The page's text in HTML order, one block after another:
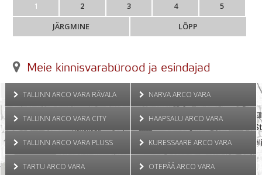
1
2 3 4
5
JÄRGMINE
LÕPP
Meie kinnisvarabürood ja esindajad
TALLINN ARCO VARA RÄVALA
TALLINN ARCO VARA CITY
TALLINN ARCO VARA PLUSS
TARTU ARCO VARA
NARVA ARCO VARA
HAAPSALU ARCO VARA
KURESSAARE ARCO VARA
OTEPÄÄ ARCO VARA